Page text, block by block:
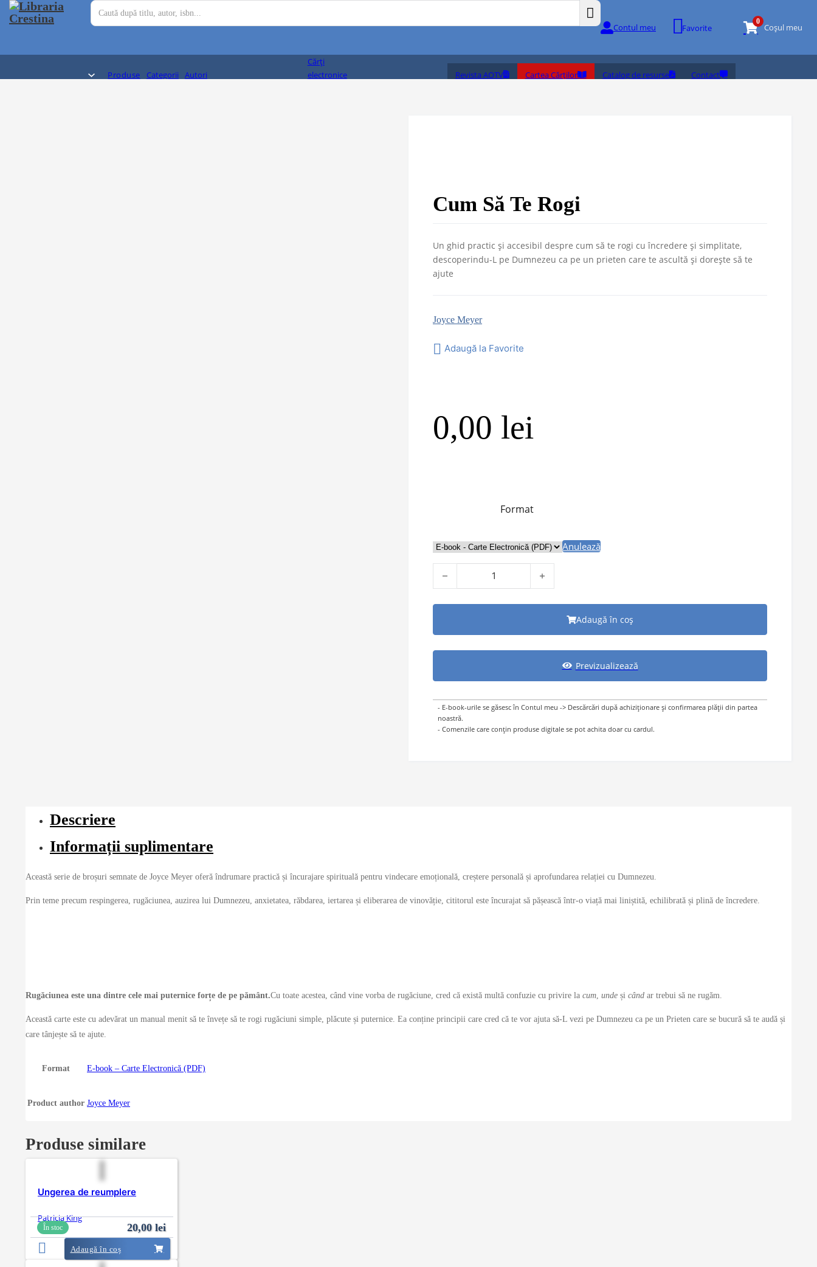
Contul meu Favorite
0
Coșul meu
Produse Categorii Autori
Cărți
electronice
Revista AOTV Cartea Cărților Catalog de resurse Contact
Cum Să Te Rogi
Un ghid practic și accesibil despre cum să te rogi cu încredere și simplitate,
descoperindu-L pe Dumnezeu ca pe un prieten care te ascultă și dorește să te
ajute
Joyce Meyer
Adaugă la Favorite
0,00 lei
Format
Anulează
Cantitate Cum să te rogi
Adaugă în coș
Previzualizează
- E-book-urile se găsesc în Contul meu -> Descărcări după achiziționare și confirmarea plății din partea
noastră.
- Comenzile care conțin produse digitale se pot achita doar cu cardul.
Descriere
Informații suplimentare
Această serie de broșuri semnate de Joyce Meyer oferă îndrumare practică și încurajare spirituală pentru vindecare emoțională, creștere personală și aprofundarea relației cu Dumnezeu.
Prin teme precum respingerea, rugăciunea, auzirea lui Dumnezeu, anxietatea, răbdarea, iertarea și eliberarea de vinovăție, cititorul este încurajat să pășească într-o viață mai liniștită, echilibrată și plină de încredere.
Rugăciunea este una dintre cele mai puternice forțe de pe pământ.Cu toate acestea, când vine vorba de rugăciune, cred că există multă confuzie cu privire la cum, unde și când ar trebui să ne rugăm.
Această carte este cu adevărat un manual menit să te învețe să te rogi rugăciuni simple, plăcute și puternice. Ea conține principii care cred că te vor ajuta să-L vezi pe Dumnezeu ca pe un Prieten care se bucură să te audă și
care tânjește să te ajute.
Format E-book – Carte Electronică (PDF)
Product author Joyce Meyer
Produse similare
Ungerea de reumplere
Patricia King
În stoc 20,00 lei
Adaugă în coș